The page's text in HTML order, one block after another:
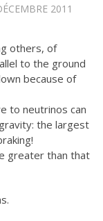
2011
others, of
to the ground
because of
to neutrinos can
the largest
greater than that